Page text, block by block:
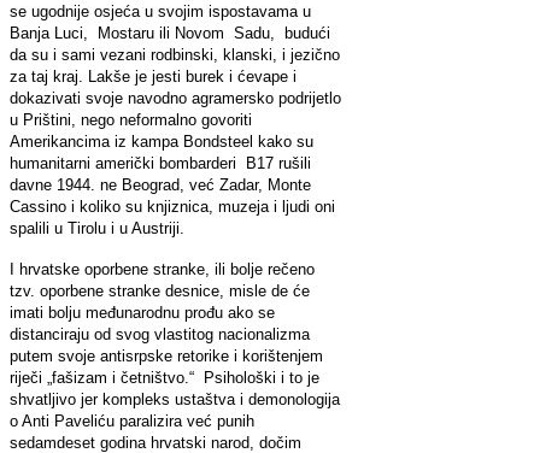
se ugodnije osjeća u svojim ispostavama u
Banja Luci, Mostaru ili Novom Sadu, budući
da su i sami vezani rodbinski, klanski, i jezično
za taj kraj. Lakše je jesti burek i ćevape i
dokazivati svoje navodno agramersko podrijetlo
u Prištini, nego neformalno govoriti
Amerikancima iz kampa Bondsteel kako su
humanitarni američki bombarderi B17 rušili
davne 1944. ne Beograd, već Zadar, Monte
Cassino i koliko su knjiznica, muzeja i ljudi oni
spalili u Tirolu i u Austriji.
I hrvatske oporbene stranke, ili bolje rečeno
tzv. oporbene stranke desnice, misle de će
imati bolju međunarodnu prođu ako se
distanciraju od svog vlastitog nacionalizma
putem svoje antisrpske retorike i korištenjem
riječi „fašizam i četništvo.“ Psihološki i to je
shvatljivo jer kompleks ustaštva i demonologija
o Anti Paveliću paralizira već punih
sedamdeset godina hrvatski narod, dočim